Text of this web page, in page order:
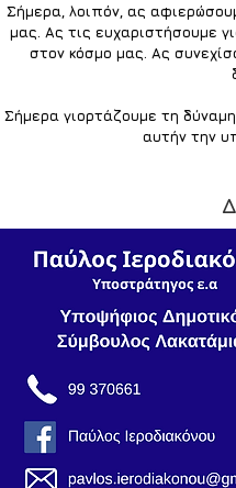
Σήμερα, λοιπόν, ας
μας. Ας τις ευχαριστήσουμε
στον κόσμο μας. Ας
Σήμερα γιορτάζουμε τη
αυτήν την